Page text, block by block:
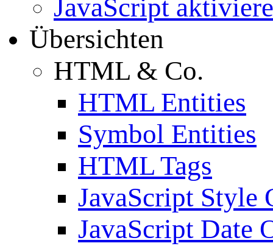
JavaScript
Übersichten
HTML & Co.
HTML Entities
Symbol Entities
HTML Tags
JavaScript Style
JavaScript Date